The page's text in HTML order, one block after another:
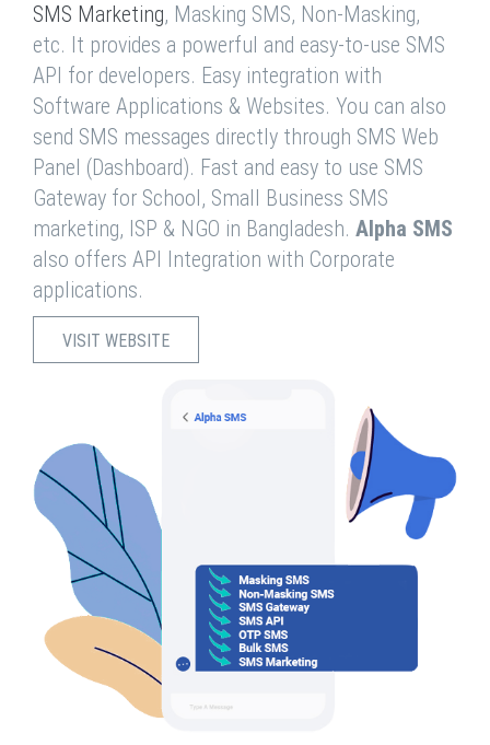
SMS Marketing, Masking SMS, Non-Masking,
etc. It provides a powerful and easy-to-use SMS
API for developers. Easy integration with
Software Applications & Websites. You can also
send SMS messages directly through SMS Web
Panel (Dashboard). Fast and easy to use SMS
Gateway for School, Small Business SMS
marketing, ISP & NGO in Bangladesh. Alpha SMS
also offers API Integration with Corporate
applications.
VISIT WEBSITE